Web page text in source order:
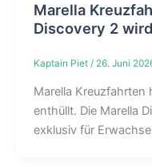
Marella
Discovery 2
Kaptain Piet / 26. Juni
Marella
enthüllt. Die Marella
exklusiv für